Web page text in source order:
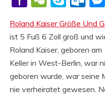
Roland Kaiser Größe Und
ist 5 Fuß 6 Zoll groß und
Roland Kaiser, geboren
Keller in West-Berlin, war
geboren wurde, war seine
nie verheiratet gewesen.